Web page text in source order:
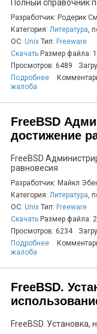
Полный справочник
Разработчик: Родерик
Категория: Литература,
ОС: Unix Тип: Freeware
Скачать Размер файла:
Просмотров: 6489
Подробнее
жалоба
FreeBSD
достижение
FreeBSD
равновесия
Разработчик: Майкл
Категория: Литература,
ОС: Unix Тип: Freeware
Скачать Размер файла:
Просмотров: 6234
Подробнее
жалоба
FreeBSD.
FreeBSD. Установка,